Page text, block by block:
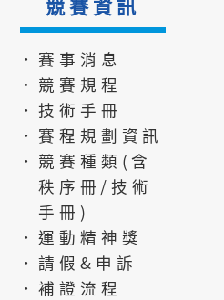
．賽事消息
．競賽規程
．技術手冊
．賽程規劃資訊
．競賽種類(含
秩序冊/技術
手冊)
．運動精神獎
．請假&申訴
．補證流程